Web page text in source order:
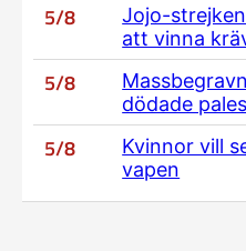
5/8
Jojo-
att vinna
5/8
dödade
5/8
Kvinnor vill
vapen